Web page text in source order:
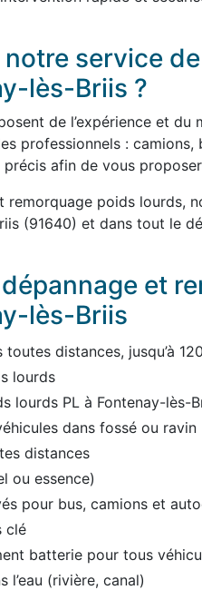
service
lès-Briis ?
de l’expérience et
professionnels :
afin de vous
poids lourds,
(91640) et dans tout le
et
lès-Briis
distances, jusqu’à
lourds
lourds PL à Fontenay-lès-
dans fossé ou ravin
distances
ou essence)
pour bus, camions et
clé
batterie pour tous
l’eau (rivière, canal)